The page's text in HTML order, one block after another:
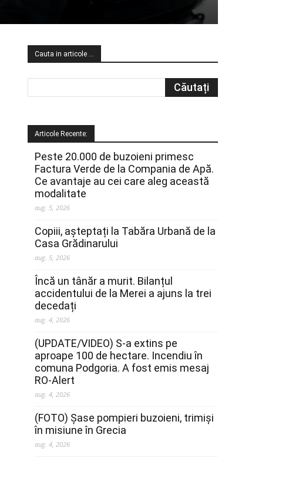
Cauta in articole …
Articole Recente:
Peste 20.000 de buzoieni primesc
Factura Verde de la Compania de Apă.
Ce avantaje au cei care aleg această
modalitate
aug. 5, 2026
Copiii, așteptați la Tabăra Urbană de la
Casa Grădinarului
aug. 5, 2026
Încă un tânăr a murit. Bilanțul
accidentului de la Merei a ajuns la trei
decedați
aug. 4, 2026
(UPDATE/VIDEO) S-a extins pe
aproape 100 de hectare. Incendiu în
comuna Podgoria. A fost emis mesaj
RO-Alert
aug. 4, 2026
(FOTO) Șase pompieri buzoieni, trimiși
în misiune în Grecia
aug. 4, 2026